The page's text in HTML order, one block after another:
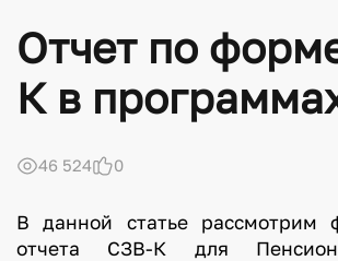
Отчет по
К в
46 524 0
В данной статье рассмотрим
отчета СЗВ-К для